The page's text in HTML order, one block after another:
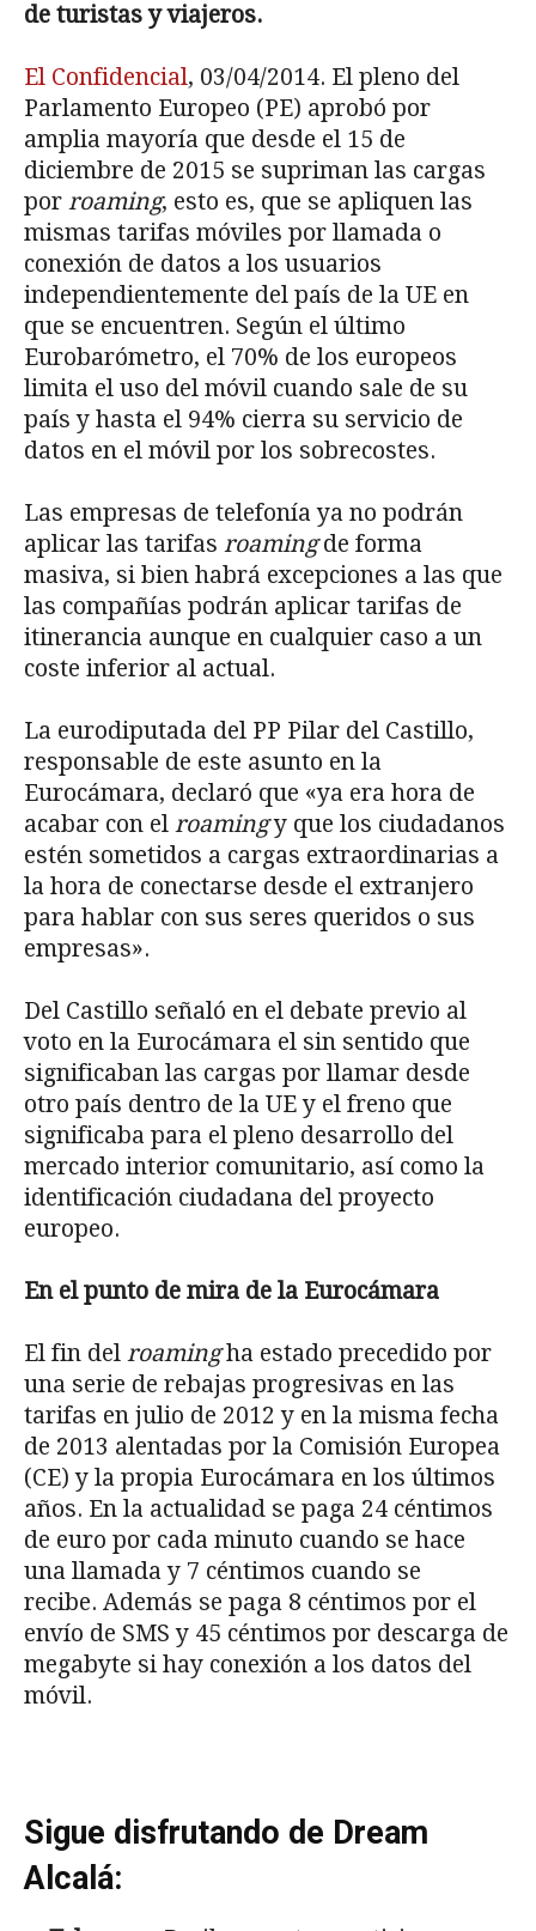
de turistas y viajeros.
El Confidencial, 03/04/2014. El pleno del
Parlamento Europeo (PE) aprobó por
amplia mayoría que desde el 15 de
diciembre de 2015 se supriman las cargas
por roaming, esto es, que se apliquen las
mismas tarifas móviles por llamada o
conexión de datos a los usuarios
independientemente del país de la UE en
que se encuentren. Según el último
Eurobarómetro, el 70% de los europeos
limita el uso del móvil cuando sale de su
país y hasta el 94% cierra su servicio de
datos en el móvil por los sobrecostes.
Las empresas de telefonía ya no podrán
aplicar las tarifas roamingde forma
masiva, si bien habrá excepciones a las que
las compañías podrán aplicar tarifas de
itinerancia aunque en cualquier caso a un
coste inferior al actual.
La eurodiputada del PP Pilar del Castillo,
responsable de este asunto en la
Eurocámara, declaró que «ya era hora de
acabar con el roamingy que los ciudadanos
estén sometidos a cargas extraordinarias a
la hora de conectarse desde el extranjero
para hablar con sus seres queridos o sus
empresas».
Del Castillo señaló en el debate previo al
voto en la Eurocámara el sin sentido que
significaban las cargas por llamar desde
otro país dentro de la UE y el freno que
significaba para el pleno desarrollo del
mercado interior comunitario, así como la
identificación ciudadana del proyecto
europeo.
En el punto de mira de la Eurocámara
El fin del roamingha estado precedido por
una serie de rebajas progresivas en las
tarifas en julio de 2012 y en la misma fecha
de 2013 alentadas por la Comisión Europea
(CE) y la propia Eurocámara en los últimos
años. En la actualidad se paga 24 céntimos
de euro por cada minuto cuando se hace
una llamada y 7 céntimos cuando se
recibe. Además se paga 8 céntimos por el
envío de SMS y 45 céntimos por descarga de
megabyte si hay conexión a los datos del
móvil.
Sigue disfrutando de Dream
Alcalá: